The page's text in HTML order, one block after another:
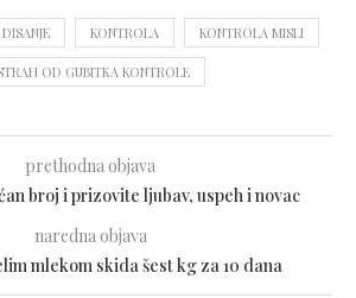
KONTROLA KONTROLA MISLI
OD GUBITKA KONTROLE
prethodna objava
broj i prizovite ljubav, uspeh i novac
naredna objava
mlekom skida šest kg za 10 dana